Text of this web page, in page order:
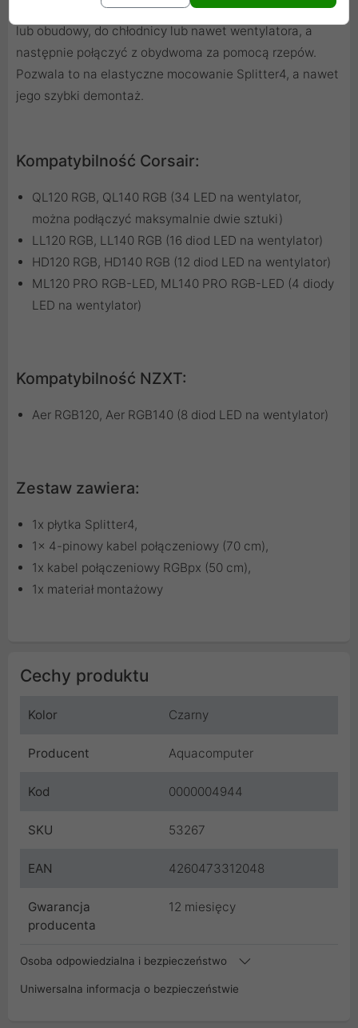
oprócz śrub, które można przykleić z tyłu rozdzielacza
lub obudowy, do chłodnicy lub nawet wentylatora, a
następnie połączyć z obydwoma za pomocą rzepów.
Pozwala to na elastyczne mocowanie Splitter4, a nawet
jego szybki demontaż.
Kompatybilność Corsair:
QL120 RGB, QL140 RGB (34 LED na wentylator,
można podłączyć maksymalnie dwie sztuki)
LL120 RGB, LL140 RGB (16 diod LED na wentylator)
HD120 RGB, HD140 RGB (12 diod LED na wentylator)
ML120 PRO RGB-LED, ML140 PRO RGB-LED (4 diody
LED na wentylator)
Kompatybilność NZXT:
Aer RGB120, Aer RGB140 (8 diod LED na wentylator)
Zestaw zawiera:
1x płytka Splitter4,
1x 4-pinowy kabel połączeniowy (70 cm),
1x kabel połączeniowy RGBpx (50 cm),
1x materiał montażowy
Cechy produktu
Kolor Czarny
Producent Aquacomputer
Kod 0000004944
SKU 53267
EAN 4260473312048
Gwarancja
producenta
12 miesięcy
Osoba odpowiedzialna i bezpieczeństwo
Uniwersalna informacja o bezpieczeństwie